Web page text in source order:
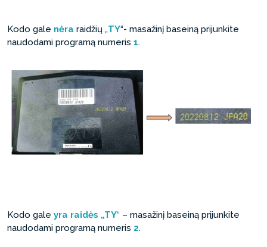
Kodo gale nėra raidžių „TY“- masažinį baseiną prijunkite
naudodami programą numeris 1.
Kodo gale yra raidės „TY“ – masažinį baseiną prijunkite
naudodami programą numeris 2.